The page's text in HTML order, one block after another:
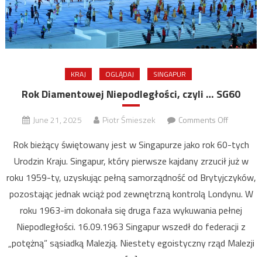
KRAJ OGLĄDAJ SINGAPUR
Rok Diamentowej Niepodległości, czyli … SG60
June 21, 2025 Piotr Śmieszek Comments Offon
czyli
…
SG60
Rok bieżący świętowany jest w Singapurze jako rok 60-tych
Urodzin Kraju. Singapur, który pierwsze kajdany zrzucił już w
roku 1959-ty, uzyskując pełną samorządność od Brytyjczyków,
pozostając jednak wciąż pod zewnętrzną kontrolą Londynu. W
roku 1963-im dokonała się druga faza wykuwania pełnej
Niepodległości. 16.09.1963 Singapur wszedł do federacji z
„potężną” sąsiadką Malezją. Niestety egoistyczny rząd Malezji